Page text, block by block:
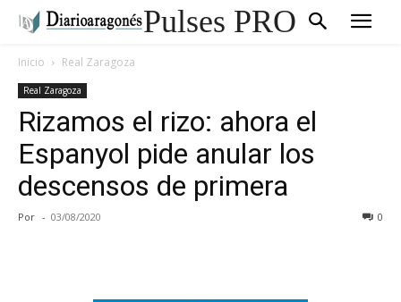
Pulses PRO
Inicio Real Zaragoza
Real Zaragoza
Rizamos el rizo: ahora el
Espanyol pide anular los
descensos de primera
Por - 03/08/2020 0